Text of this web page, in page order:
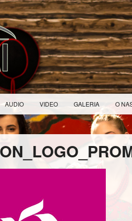
AUDIO VIDEO GALERIA O